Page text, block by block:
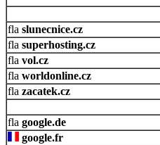
slunecnice.cz
superhosting.cz
vol.cz
worldonline.cz
zacatek.cz
google.de
google.fr